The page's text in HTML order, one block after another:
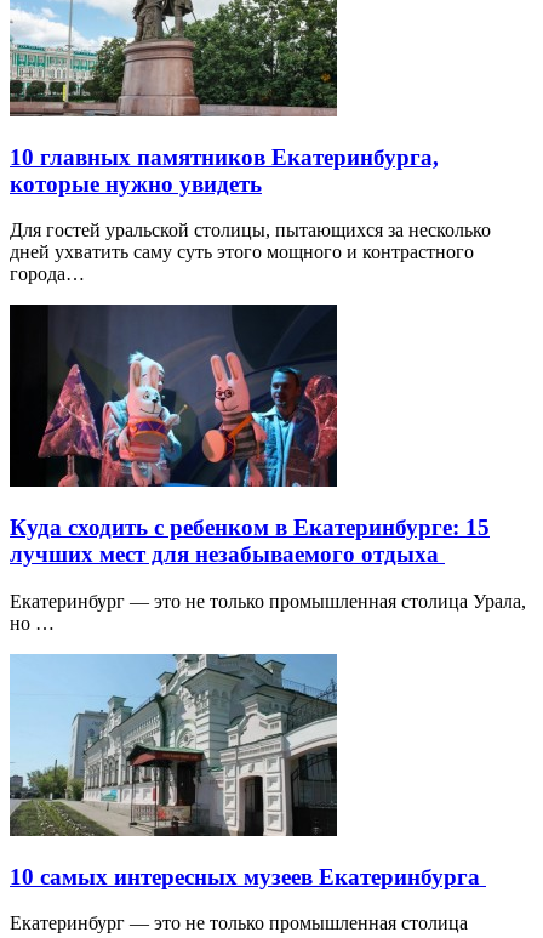
10 главных памятников Екатеринбурга,
которые нужно увидеть
Для гостей уральской столицы, пытающихся за несколько
дней ухватить саму суть этого мощного и контрастного
города…
Куда сходить с ребенком в Екатеринбурге: 15
лучших мест для незабываемого отдыха
Екатеринбург — это не только промышленная столица Урала,
но …
10 самых интересных музеев Екатеринбурга
Екатеринбург — это не только промышленная столица